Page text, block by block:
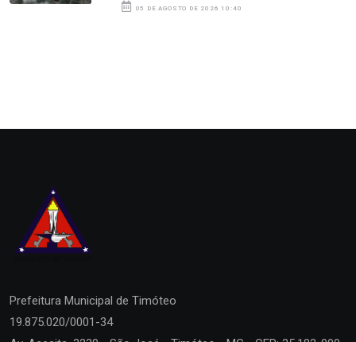
05 DE AGOSTO DE 2026 10:40
Prefeitura Municipal de Timóteo
19.875.020/0001-34